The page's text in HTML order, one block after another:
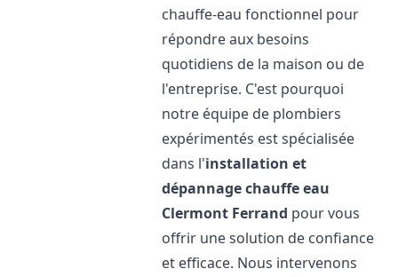
chauffe-eau fonctionnel pour
répondre aux besoins
quotidiens de la maison ou de
l'entreprise. C'est pourquoi
notre équipe de plombiers
expérimentés est spécialisée
dans l'installation et
dépannage chauffe eau
Clermont Ferrand pour vous
offrir une solution de confiance
et efficace. Nous intervenons